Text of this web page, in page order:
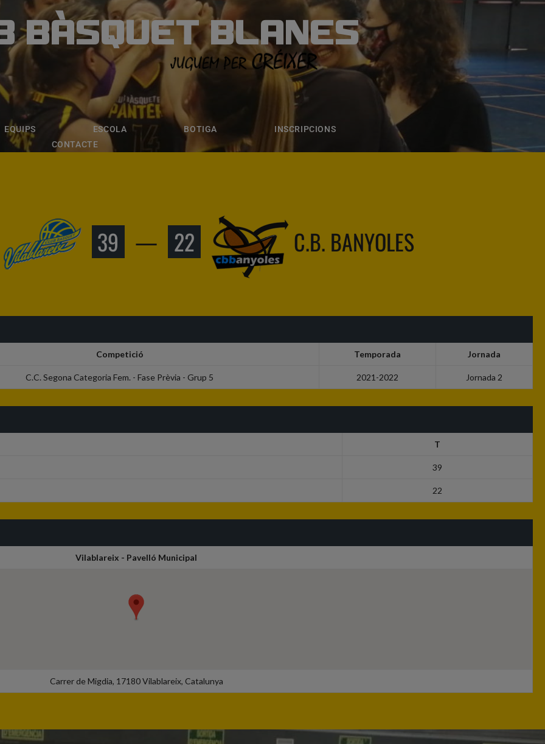
BÀSQUET BLANES
EQUIPS ESCOLA BOTIGA
INSCRIPCIONS
CONTACTE
BLANES
ESCOLA BOTIGA INSCRIPCIONS
39 — 22 C.B. BANYOLES
Competició Temporada Jornada
C.C. Segona Categoria Fem. - Fase Prèvia - Grup 5 2021-2022 Jornada 2
T
39
22
Vilablareix - Pavelló Municipal
Carrer de Migdia, 17180 Vilablareix, Catalunya